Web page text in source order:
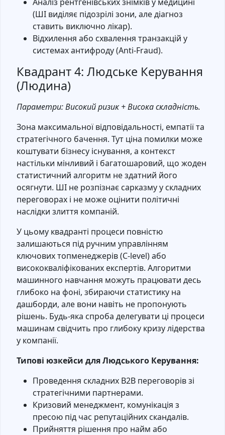
(ШІ виділяє підозрілі зони, але діагноз
ставить виключно лікар).
Відхилення або схвалення транзакцій у
системах антифроду (Anti-Fraud).
Квадрант 4: Людське Керування
(Людина)
Параметри: Високий ризик + Висока складність.
Зона максимальної відповідальності, емпатії та
стратегічного бачення. Тут ціна помилки може
коштувати бізнесу існування, а контекст
настільки мінливий і багатошаровий, що жоден
статистичний алгоритм не здатний його
осягнути. ШІ не розпізнає сарказму у складних
переговорах і не може оцінити політичні
наслідки злиття компаній.
У цьому квадранті процеси повністю
залишаються під ручним управлінням
ключових топменеджерів (C-level) або
висококваліфікованих експертів. Алгоритми
машинного навчання можуть працювати десь
глибоко на фоні, збираючи статистику на
дашборди, але вони навіть не пропонують
рішень. Будь-яка спроба делегувати ці процеси
машинам свідчить про глибоку кризу лідерства
у компанії.
Типові юзкейси для Людського Керування:
Проведення складних B2B переговорів зі
стратегічними партнерами.
Кризовий менеджмент, комунікація з
пресою під час репутаційних скандалів.
Прийняття рішення про найм або